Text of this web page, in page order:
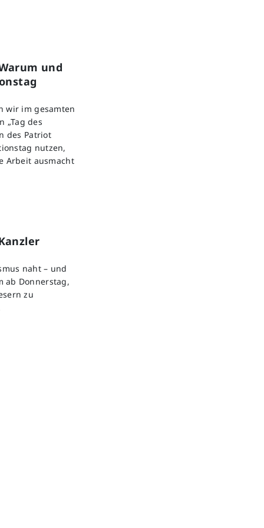
und
wir im gesamten
„Tag des
des Patriot
nutzen,
Arbeit ausmacht
naht – und
ab Donnerstag,
zu